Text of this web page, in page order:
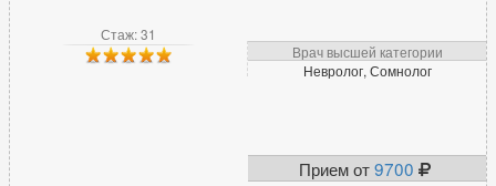
Стаж: 31
Врач высшей категории
Невролог, Сомнолог
Прием от9700